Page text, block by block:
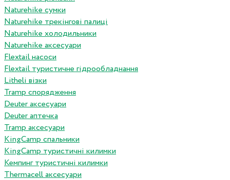
Naturehike сумки
Naturehike трекінгові палиці
Naturehike холодильники
Naturehike аксесуари
Flextail насоси
Flextail туристичне гідрообладнання
Litheli візки
Tramp спорядження
Deuter аксесуари
Deuter аптечка
Tramp аксесуари
KingCamp спальники
KingCamp туристичні килимки
Кемпинг туристичні килимки
Thermacell аксесуари